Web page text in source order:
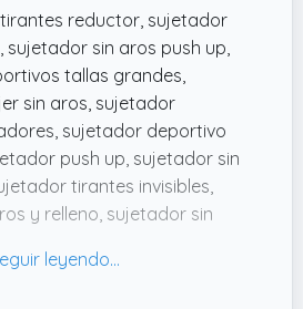
reductor, sujetador
sujetador sin aros push up,
tallas grandes,
sin aros, sujetador
sujetador deportivo
push up, sujetador sin
tirantes invisibles,
y relleno, sujetador sin
mujer encaje, sujetador